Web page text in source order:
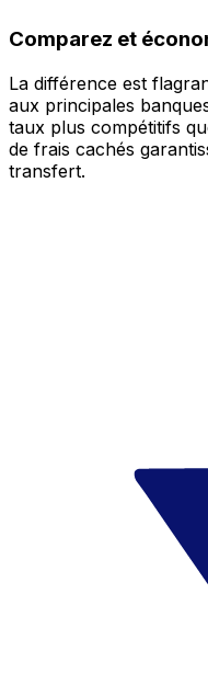
Comparez et
La différence est
aux principales
taux plus compétitifs
de frais cachés
transfert.